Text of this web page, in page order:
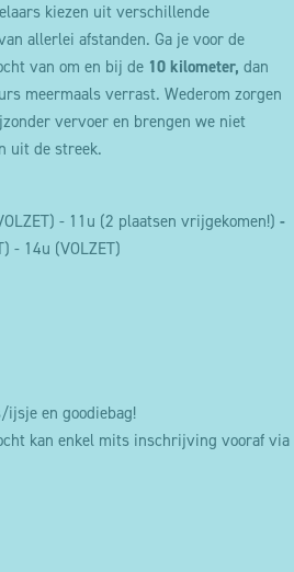
kiezen uit verschillende
allerlei afstanden. Ga je voor de
van om en bij de 10 kilometer, dan
meermaals verrast. Wederom zorgen
vervoer en brengen we niet
uit de streek.
- 11u (2 plaatsen vrijgekomen!) -
- 14u (VOLZET)
en goodiebag!
kan enkel mits inschrijving vooraf via